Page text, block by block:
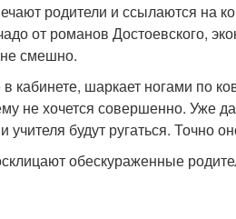
родители и ссылаются на
от романов Достоевского,
смешно.
кабинете, шаркает ногами по
не хочется совершенно. Уже
учителя будут ругаться. Точно
обескураженные